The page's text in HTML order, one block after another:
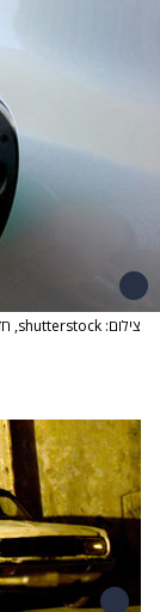
צילום: shutterstock, חדשות